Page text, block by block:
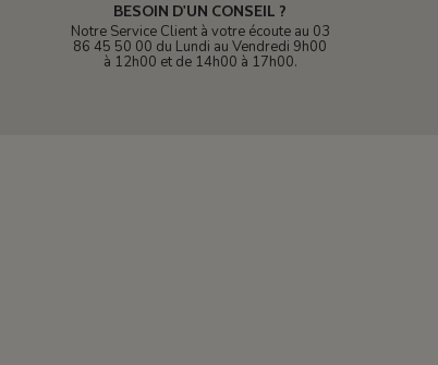
BESOIN D'UN CONSEIL ?
Notre Service Client à votre écoute au 03
86 45 50 00 du Lundi au Vendredi 9h00
à 12h00 et de 14h00 à 17h00.